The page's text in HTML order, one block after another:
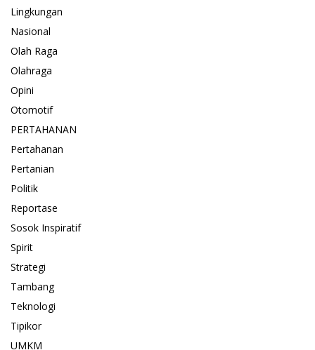
Lingkungan
Nasional
Olah Raga
Olahraga
Opini
Otomotif
PERTAHANAN
Pertahanan
Pertanian
Politik
Reportase
Sosok Inspiratif
Spirit
Strategi
Tambang
Teknologi
Tipikor
UMKM